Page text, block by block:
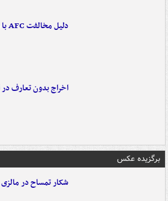
دلیل مخالفت AFC با میزبانی آبی‌ها در عراق
اخراج بدون تعارف
برگزیده عکس
شکار تمساح در مالزی